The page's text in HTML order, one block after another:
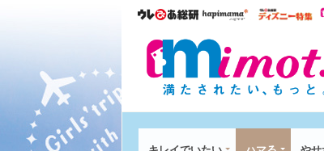
ウレぴあ総研ハピママ*